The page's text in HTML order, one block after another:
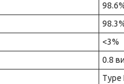
<3%
0.8
Type